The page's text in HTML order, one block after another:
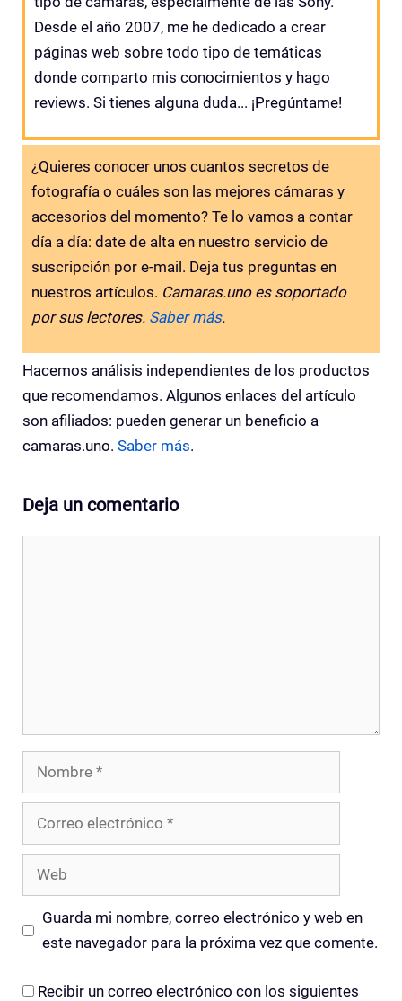
Desde el año 2007, me he dedicado a crear
páginas web sobre todo tipo de temáticas
donde comparto mis conocimientos y hago
reviews. Si tienes alguna duda... ¡Pregúntame!
¿Quieres conocer unos cuantos secretos de
fotografía o cuáles son las mejores cámaras y
accesorios del momento? Te lo vamos a contar
día a día: date de alta en nuestro servicio de
suscripción por e-mail. Deja tus preguntas en
nuestros artículos. Camaras.uno es soportado
por sus lectores. Saber más.
Hacemos análisis independientes de los productos
que recomendamos. Algunos enlaces del artículo
son afiliados: pueden generar un beneficio a
camaras.uno. Saber más.
Deja un comentario
Nombre
Correo
electrónico
Web
Guarda mi nombre, correo electrónico y web en
este navegador para la próxima vez que comente.
Recibir un correo electrónico con los siguientes